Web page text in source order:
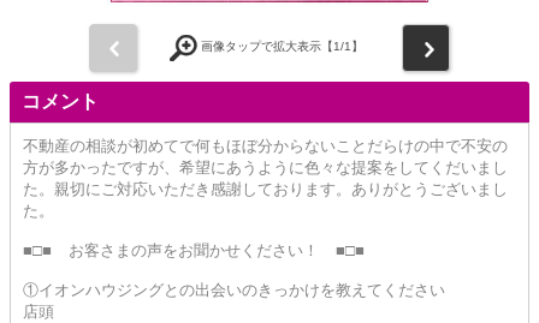
画像タップで拡大表示【1/1】
コメント
不動産の相談が初めてで何もほぼ分からないことだらけの中で不安の
方が多かったですが、希望にあうように色々な提案をしてくだいまし
た。親切にご対応いただき感謝しております。ありがとうございまし
た。
■□■ お客さまの声をお聞かせください！ ■□■
①イオンハウジングとの出会いのきっかけを教えてください
店頭